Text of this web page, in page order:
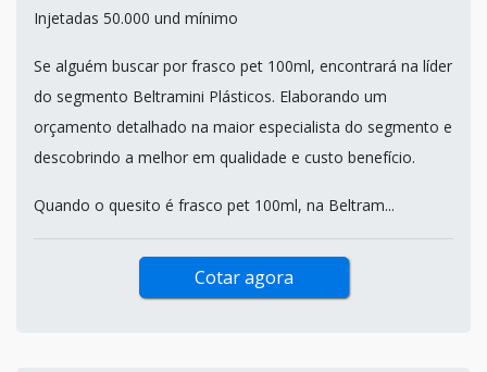
Injetadas 50.000 und mínimo
Se alguém buscar por frasco pet 100ml, encontrará na líder
do segmento Beltramini Plásticos. Elaborando um
orçamento detalhado na maior especialista do segmento e
descobrindo a melhor em qualidade e custo benefício.
Quando o quesito é frasco pet 100ml, na Beltram...
Cotar agora